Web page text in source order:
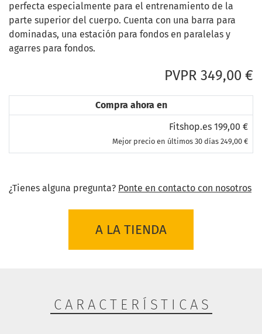
perfecta especialmente para el entrenamiento de la
parte superior del cuerpo. Cuenta con una barra para
dominadas, una estación para fondos en paralelas y
agarres para fondos.
PVPR 349,00 €
Compra ahora en
Fitshop.es 199,00 €
Mejor precio en últimos 30 días 249,00 €
¿Tienes alguna pregunta? Ponte en contacto con nosotros
A LA TIENDA
CARACTERÍSTICAS